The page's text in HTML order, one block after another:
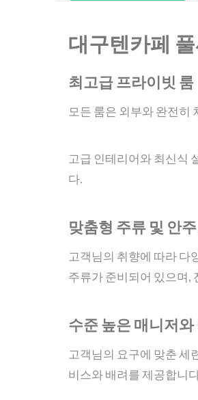
대구텐카페
최고급 프라이빗 룸
모든 룸은 외부와 완전히
고급 인테리어와 최신식
다.
맞춤형 주류 및 안
고객님의 취향에 따라 다
주류가 준비되어 있으며,
수준 높은 매니저와
고객님의 요구에 맞춘 세
비스와 배려를 제공합니